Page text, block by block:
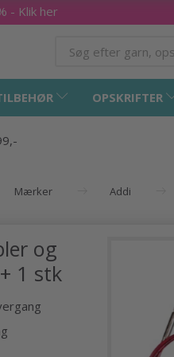
- Klik her
OPSKRIFTER
Mærker Addi
og
1 stk